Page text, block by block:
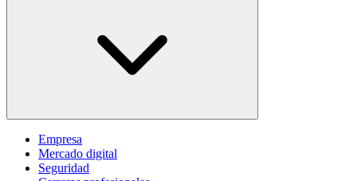
Empresa
Mercado digital
Seguridad